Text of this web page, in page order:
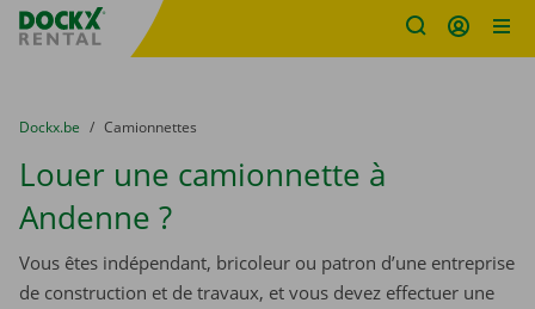
sitename
You are here:
du
Dockx.be to
Camionnettes
Louer une camionnette à
Andenne ?
Vous êtes indépendant, bricoleur ou patron d’une entreprise
de construction et de travaux, et vous devez effectuer une